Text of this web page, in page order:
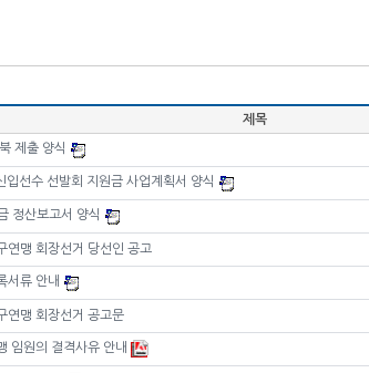
제목
제출 양식
선수 선발회 지원금 사업계획서 양식
정산보고서 양식
연맹 회장선거 당선인 공고
서류 안내
연맹 회장선거 공고문
임원의 결격사유 안내